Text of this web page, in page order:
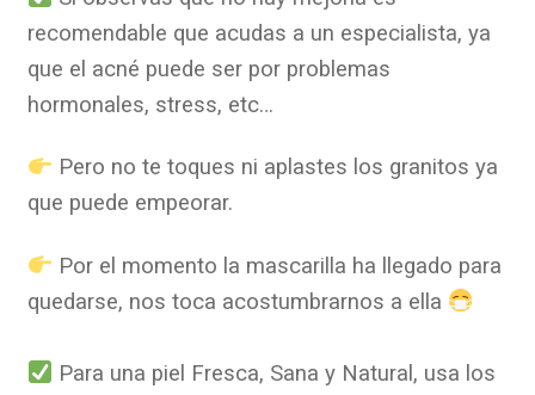
recomendable que acudas a un especialista, ya
que el acné puede ser por problemas
hormonales, stress, etc…
Pero no te toques ni aplastes los granitos ya
que puede empeorar.
Por el momento la mascarilla ha llegado para
quedarse, nos toca acostumbrarnos a ella
Para una piel Fresca, Sana y Natural, usa los